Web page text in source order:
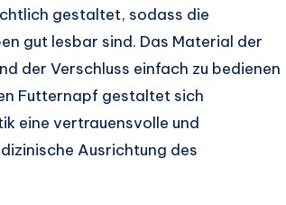
gestaltet, sodass die
gut lesbar sind. Das Material der
der Verschluss einfach zu bedienen
Futternapf gestaltet sich
eine vertrauensvolle und
Ausrichtung des